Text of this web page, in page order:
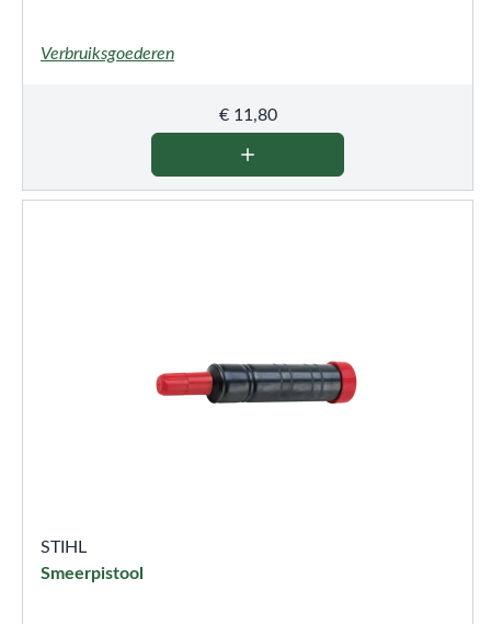
Verbruiksgoederen
€11,80
STIHL
Smeerpistool